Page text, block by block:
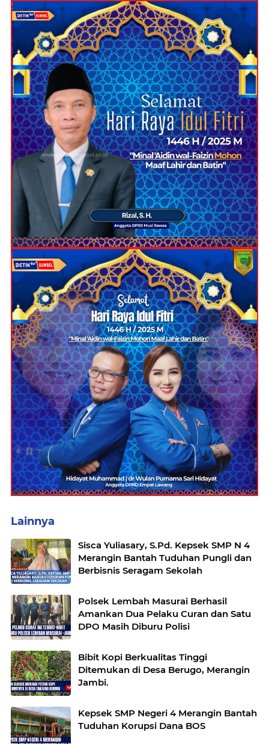
Lainnya
Sisca Yuliasary, S.Pd. Kepsek SMP N 4
Merangin Bantah Tuduhan Pungli dan
Berbisnis Seragam Sekolah
Polsek Lembah Masurai Berhasil
Amankan Dua Pelaku Curan dan Satu
DPO Masih Diburu Polisi
Bibit Kopi Berkualitas Tinggi
Ditemukan di Desa Berugo, Merangin
Jambi.
Kepsek SMP Negeri 4 Merangin Bantah
Tuduhan Korupsi Dana BOS